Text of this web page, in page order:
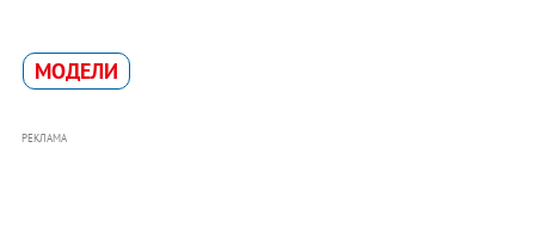
МОДЕЛИ
РЕКЛАМА